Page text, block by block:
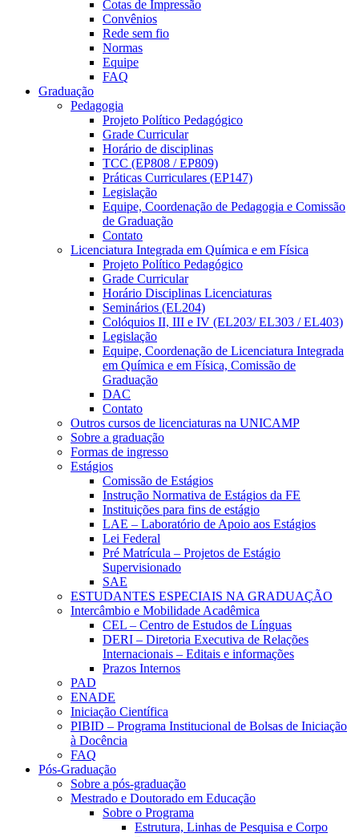
Cotas de Impressão
Convênios
Rede sem fio
Normas
Equipe
FAQ
Graduação
Pedagogia
Projeto Político Pedagógico
Grade Curricular
Horário de disciplinas
TCC (EP808 / EP809)
Práticas Curriculares (EP147)
Legislação
Equipe, Coordenação de Pedagogia e Comissão
de Graduação
Contato
Licenciatura Integrada em Química e em Física
Projeto Político Pedagógico
Grade Curricular
Horário Disciplinas Licenciaturas
Seminários (EL204)
Colóquios II, III e IV (EL203/ EL303 / EL403)
Legislação
Equipe, Coordenação de Licenciatura Integrada
em Química e em Física, Comissão de
Graduação
DAC
Contato
Outros cursos de licenciaturas na UNICAMP
Sobre a graduação
Formas de ingresso
Estágios
Comissão de Estágios
Instrução Normativa de Estágios da FE
Instituições para fins de estágio
LAE – Laboratório de Apoio aos Estágios
Lei Federal
Pré Matrícula – Projetos de Estágio
Supervisionado
SAE
ESTUDANTES ESPECIAIS NA GRADUAÇÃO
Intercâmbio e Mobilidade Acadêmica
CEL – Centro de Estudos de Línguas
DERI – Diretoria Executiva de Relações
Internacionais – Editais e informações
Prazos Internos
PAD
ENADE
Iniciação Científica
PIBID – Programa Institucional de Bolsas de Iniciação
à Docência
FAQ
Pós-Graduação
Sobre a pós-graduação
Mestrado e Doutorado em Educação
Sobre o Programa
Estrutura, Linhas de Pesquisa e Corpo